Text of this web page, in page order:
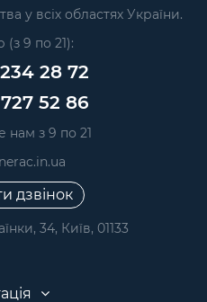
у всіх областях України.
(з 9 по 21):
28 72
52 86
нам з 9 по 21
дзвінок
34, Київ, 01133